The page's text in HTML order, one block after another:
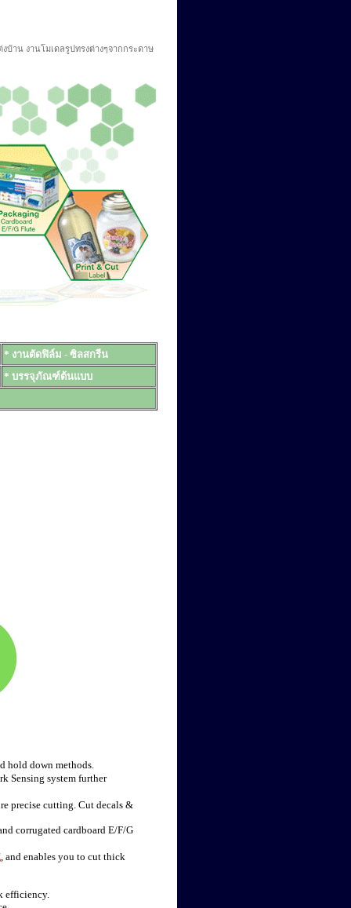
บ้าน งานโมเดลรูปทรงต่างๆจากกระดาษ
* งานตัดฟิล์ม - ซิลสกรีน
* บรรจุภัณฑ์ต้นแบบ
hold down methods.
Sensing system further
precise cutting. Cut decals &
corrugated cardboard E/F/G
, and enables you to cut thick
efficiency.